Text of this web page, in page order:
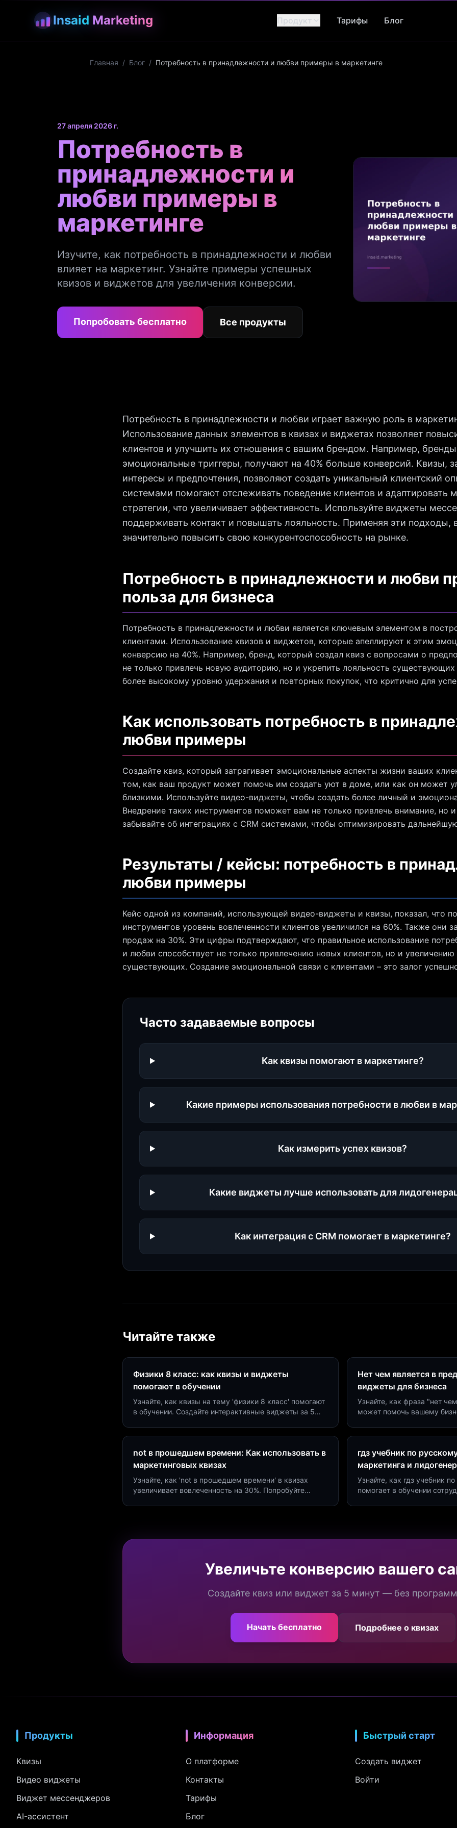
Insaid Marketing Продукт Тарифы Блог
Главная / Блог / Потребность в принадлежности и любви примеры в маркетинге
27 апреля 2026 г.
Потребность в
принадлежности и
любви примеры в
маркетинге
Изучите, как потребность в принадлежности и любви
влияет на маркетинг. Узнайте примеры успешных
квизов и виджетов для увеличения конверсии.
Попробовать бесплатно Все продукты
Потребность в принадлежности и любви играет важную роль в
Использование данных элементов в квизах и виджетах позволяет
клиентов и улучшить их отношения с вашим брендом. Например,
эмоциональные триггеры, получают на 40% больше конверсий. Квизы,
интересы и предпочтения, позволяют создать уникальный клиентский
системами помогают отслеживать поведение клиентов и адаптировать
стратегии, что увеличивает эффективность. Используйте виджеты
поддерживать контакт и повышать лояльность. Применяя эти подходы,
значительно повысить свою конкурентоспособность на рынке.
Потребность в принадлежности и любви
польза для бизнеса
Потребность в принадлежности и любви является ключевым элементом в
клиентами. Использование квизов и виджетов, которые апеллируют к этим
конверсию на 40%. Например, бренд, который создал квиз с вопросами о
не только привлечь новую аудиторию, но и укрепить лояльность
более высокому уровню удержания и повторных покупок, что критично для
Как использовать потребность в
любви примеры
Создайте квиз, который затрагивает эмоциональные аспекты жизни ваших
том, как ваш продукт может помочь им создать уют в доме, или как он может
близкими. Используйте видео-виджеты, чтобы создать более личный и
Внедрение таких инструментов поможет вам не только привлечь внимание, но
забывайте об интеграциях с CRM системами, чтобы оптимизировать
Результаты / кейсы: потребность в
любви примеры
Кейс одной из компаний, использующей видео-виджеты и квизы, показал, что
инструментов уровень вовлеченности клиентов увеличился на 60%. Также они
продаж на 30%. Эти цифры подтверждают, что правильное использование
и любви способствует не только привлечению новых клиентов, но и
существующих. Создание эмоциональной связи с клиентами – это залог
Часто задаваемые вопросы
Как квизы помогают в маркетинге?
Какие примеры использования потребности в любви в
Как измерить успех квизов?
Какие виджеты лучше использовать для
Как интеграция с CRM помогает в маркетинге?
Читайте также
Физики 8 класс: как квизы и виджеты
помогают в обучении
Узнайте, как квизы на тему 'физики 8 класс' помогают
в обучении. Создайте интерактивные виджеты за 5
Нет чем является в
виджеты для бизнеса
Узнайте, как фраза "нет
может помочь вашему
not в прошедшем времени: Как использовать в
маркетинговых квизах
Узнайте, как 'not в прошедшем времени' в квизах
увеличивает вовлеченность на 30%. Попробуйте
гдз учебник по
маркетинга и
Узнайте, как гдз учебник
помогает в обучении
Увеличьте конверсию вашего
Создайте квиз или виджет за 5 минут — без
Начать бесплатно Подробнее о квизах
Продукты
Квизы
Видео виджеты
Виджет мессенджеров
AI-ассистент
Информация
О платформе
Контакты
Тарифы
Блог
Быстрый старт
Создать виджет
Войти